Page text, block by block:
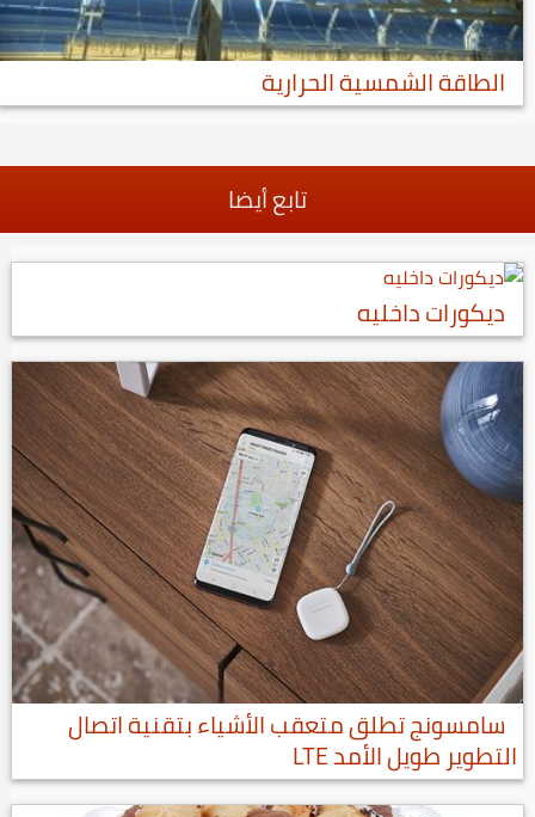
الطاقة الشمسية الحرارية
تابع أيضا
ديكورات داخليه
سامسونج تطلق متعقب الأشياء بتقنية اتصال
التطوير طويل الأمد LTE